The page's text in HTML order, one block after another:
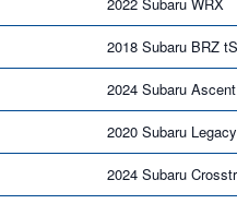
2018 Subaru BRZ tS
2024 Subaru
2020 Subaru Legacy
2024 Subaru